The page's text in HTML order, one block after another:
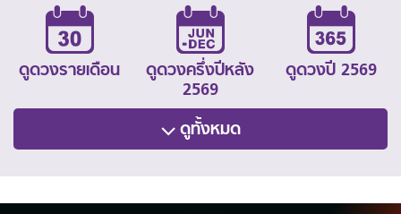
ดูดวงรายเดือน
ดูดวงครึ่งปีหลัง
2569
ดูดวงปี 2569
ดูทั้งหมด